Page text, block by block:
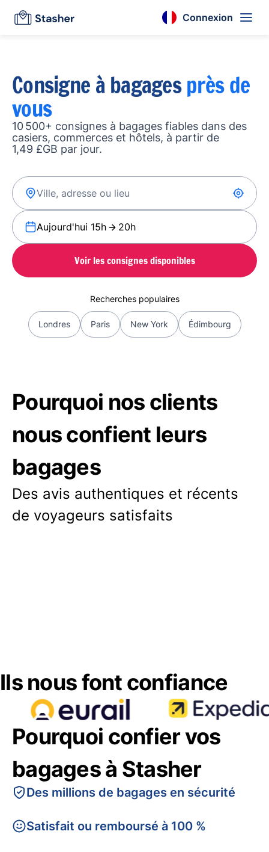
Connexion
Consigne à bagagesprès de
vous
10 500+ consignes à bagages fiables dans des
casiers, commerces et hôtels, à partir de
1,49 £GB par jour.
Aujourd'hui 15h 20h
Voir les consignes disponibles
Recherches populaires
Londres Paris New York Édimbourg
Pourquoi nos clients
nous confient leurs
bagages
Des avis authentiques et récents
de voyageurs satisfaits
Ils nous font confiance
Pourquoi confier vos
bagages à Stasher
Des millions de bagages en sécurité
Satisfait ou remboursé à 100 %